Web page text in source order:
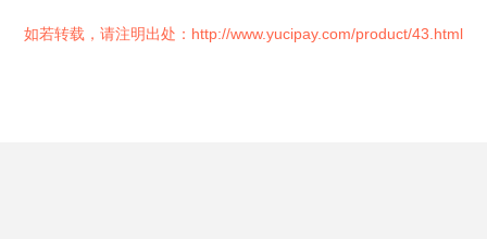
如若转载，请注明出处：http://www.yucipay.com/product/43.html